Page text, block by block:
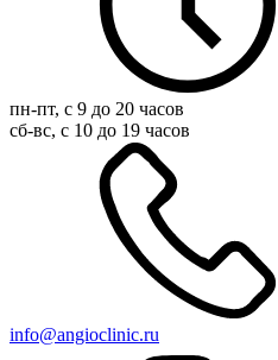
пн-пт, с 9 до 20 часов
сб-вс, с 10 до 19 часов
info@angioclinic.ru